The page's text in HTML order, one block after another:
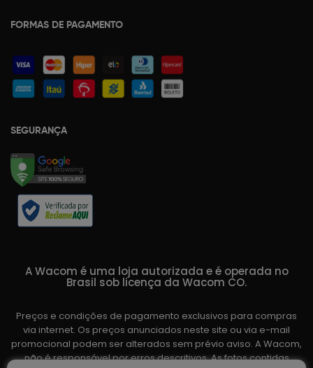
FORMAS DE PAGAMENTO
SEGURANÇA
A Wacom é uma loja autorizada e é operada no
Brasil sob licença da Wacom CO.
Preços e condições de pagamento exclusivos para compras
via internet. Os preços anunciados neste site ou via e-mail
promocional podem ser alterados sem prévio aviso. A Wacom,
não é responsável por erros descritivos. As fotos contidas